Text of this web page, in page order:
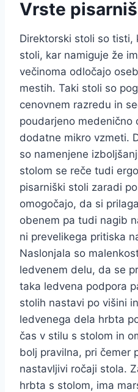
Vrste
Direktorski stoli so tisti,
stoli, kar namiguje že
večinoma odločajo
mestih. Taki stoli so
cenovnem razredu in
poudarjeno medenično
dodatne mikro vzmeti.
so namenjene
stolom se reče tudi
pisarniški stoli zaradi
omogočajo, da si
obenem pa tudi nagib
ni prevelikega pritiska
Naslonjala so
ledvenem delu, da se
taka ledvena podpora
stolih nastavi po višini
ledvenega dela hrbta
čas v stilu s stolom in
bolj pravilna, pri čemer
nastavljivi ročaji stola.
hrbta s stolom, ima